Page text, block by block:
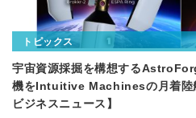
トピックス
宇宙資源採掘を構想する
機をIntuitive Machinesの月着陸
ビジネスニュース】